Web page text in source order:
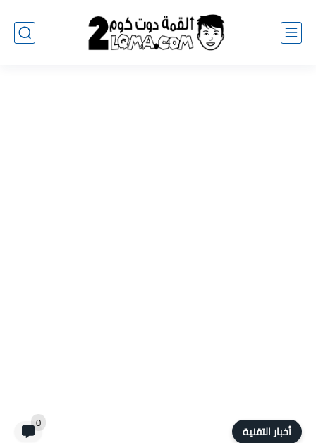
أخبار التقنية 0